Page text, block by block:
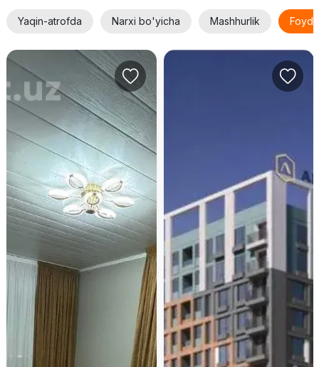
Yaqin-atrofda Narxi bo'yicha Mashhurlik